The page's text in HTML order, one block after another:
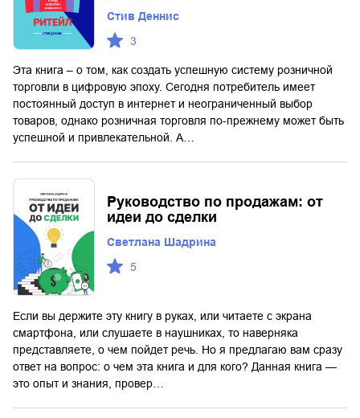
Стив Деннис
3
Эта книга – о том, как создать успешную систему розничной
торговли в цифровую эпоху. Сегодня потребитель имеет
постоянный доступ в интернет и неограниченный выбор
товаров, однако розничная торговля по-прежнему может быть
успешной и привлекательной. А…
Руководство по продажам: от
идеи до сделки
Светлана Шадрина
5
Если вы держите эту книгу в руках, или читаете с экрана
смартфона, или слушаете в наушниках, то наверняка
представляете, о чем пойдет речь. Но я предлагаю вам сразу
ответ на вопрос: о чем эта книга и для кого? Данная книга —
это опыт и знания, провер…